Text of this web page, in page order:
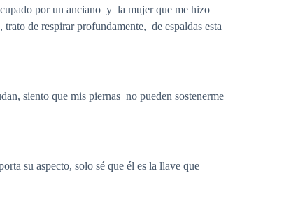
por un anciano y la mujer que me hizo
de respirar profundamente, de espaldas esta
siento que mis piernas no pueden sostenerme
su aspecto, solo sé que él es la llave que